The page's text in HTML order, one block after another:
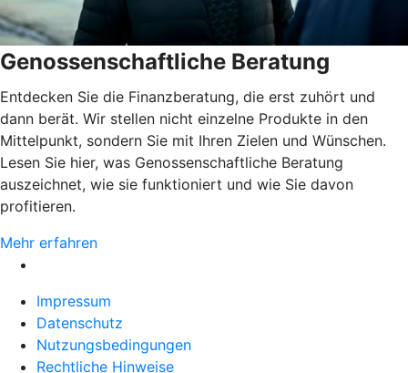
Genossenschaftliche Beratung
Entdecken Sie die Finanzberatung, die erst zuhört und
dann berät. Wir stellen nicht einzelne Produkte in den
Mittelpunkt, sondern Sie mit Ihren Zielen und Wünschen.
Lesen Sie hier, was Genossenschaftliche Beratung
auszeichnet, wie sie funktioniert und wie Sie davon
profitieren.
Mehr erfahren
Impressum
Datenschutz
Nutzungsbedingungen
Rechtliche Hinweise